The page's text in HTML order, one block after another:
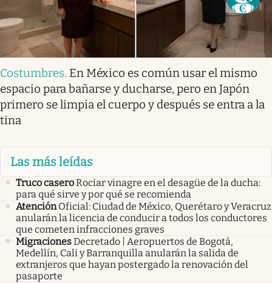
Costumbres. En México es común usar el mismo
espacio para bañarse y ducharse, pero en Japón
primero se limpia el cuerpo y después se entra a la
tina
Las más leídas
Truco caseroRociar vinagre en el desagüe de la ducha:
para qué sirve y por qué se recomienda
Atención Oficial: Ciudad de México, Querétaro y Veracruz
anularán la licencia de conducir a todos los conductores
que cometen infracciones graves
MigracionesDecretado | Aeropuertos de Bogotá,
Medellín, Cali y Barranquilla anularán la salida de
extranjeros que hayan postergado la renovación del
pasaporte